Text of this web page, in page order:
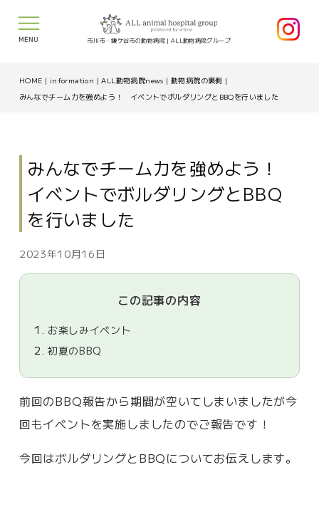
MENU 市川市・鎌ケ谷市の動物病院｜ALL動物病院グループ
HOME | information | ALL動物病院news | 動物病院の裏側 |
みんなでチーム力を強めよう！ イベントでボルダリングとBBQを行いました
みんなでチーム力を強めよう！
イベントでボルダリングとBBQ
を行いました
2023年10月16日
この記事の内容
1.
お楽しみイベント
2. 初夏のBBQ
前回のBBQ報告から期間が空いてしまいましたが今
回もイベントを実施しましたのでご報告です！
今回はボルダリングとBBQについてお伝えします。